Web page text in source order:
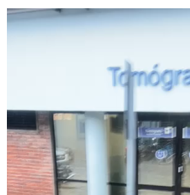
Reproductor
de